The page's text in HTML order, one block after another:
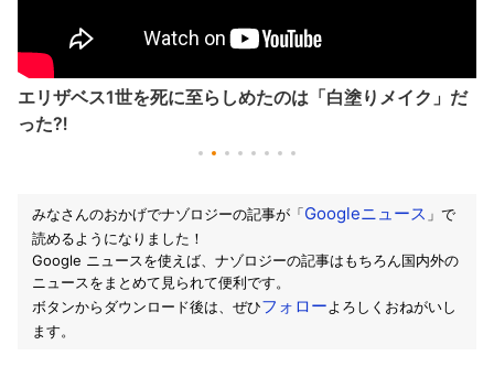
エリザベス1世を死に至らしめたのは「白塗りメイク」だ
った⁈
みなさんのおかげでナゾロジーの記事が「Googleニュース 」で
読めるようになりました！
Google ニュースを使えば、ナゾロジーの記事はもちろん国内外の
ニュースをまとめて見られて便利です。
ボタンからダウンロード後は、ぜひフォローよろしくおねがいし
ます。